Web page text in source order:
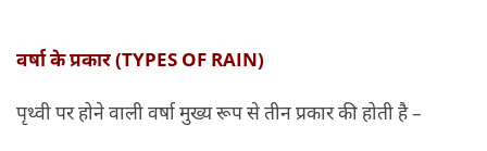
वर्षा के प्रकार (TYPES OF RAIN)
पृथ्वी पर होने वाली वर्षा मुख्य रूप से तीन प्रकार की होती है –